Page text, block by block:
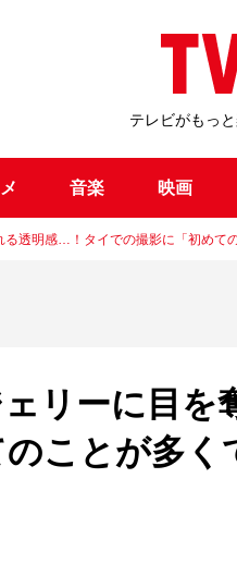
テレビがもっ
音楽 映画
透明感…！タイでの撮影に「初めて
リーに目を
ことが多